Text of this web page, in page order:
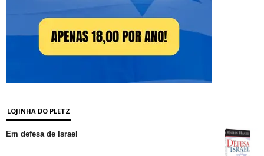
LOJINHA DO PLETZ
Em defesa de Israel